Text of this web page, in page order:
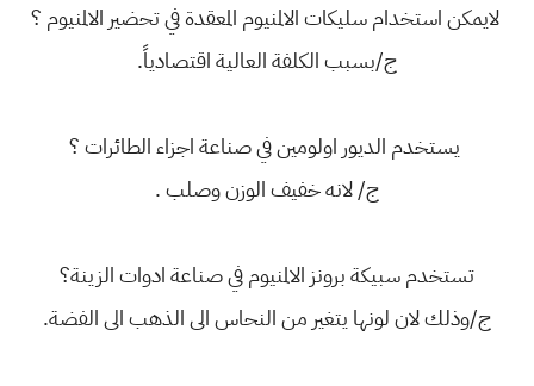
لايمكن استخدام سليكات الالمنيوم المعقدة في تحضير الالمنيوم ؟
ج/بسبب الكلفة العالية اقتصادياً.
يستخدم الديور اولومين في صناعة اجزاء الطائرات ؟
ج/ لانه خفيف الوزن وصلب .
تستخدم سبيكة برونز الالمنيوم في صناعة ادوات الزينة؟
ج/وذلك لان لونها يتغير من النحاس الى الذهب الى الفضة.